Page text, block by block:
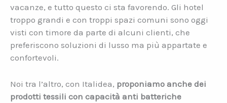
vacanze, e tutto questo ci sta favorendo. Gli hotel
troppo grandi e con troppi spazi comuni sono oggi
visti con timore da parte di alcuni clienti, che
preferiscono soluzioni di lusso ma più appartate e
confortevoli.
Noi tra l’altro, con Italidea, proponiamo anche dei
prodotti tessili con capacità anti batteriche